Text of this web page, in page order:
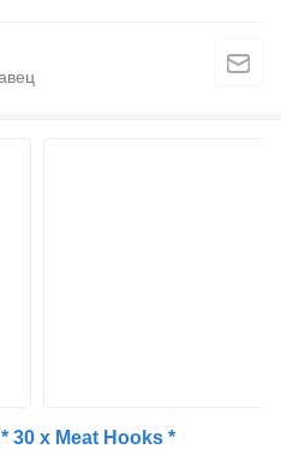
30 x Meat Hooks *